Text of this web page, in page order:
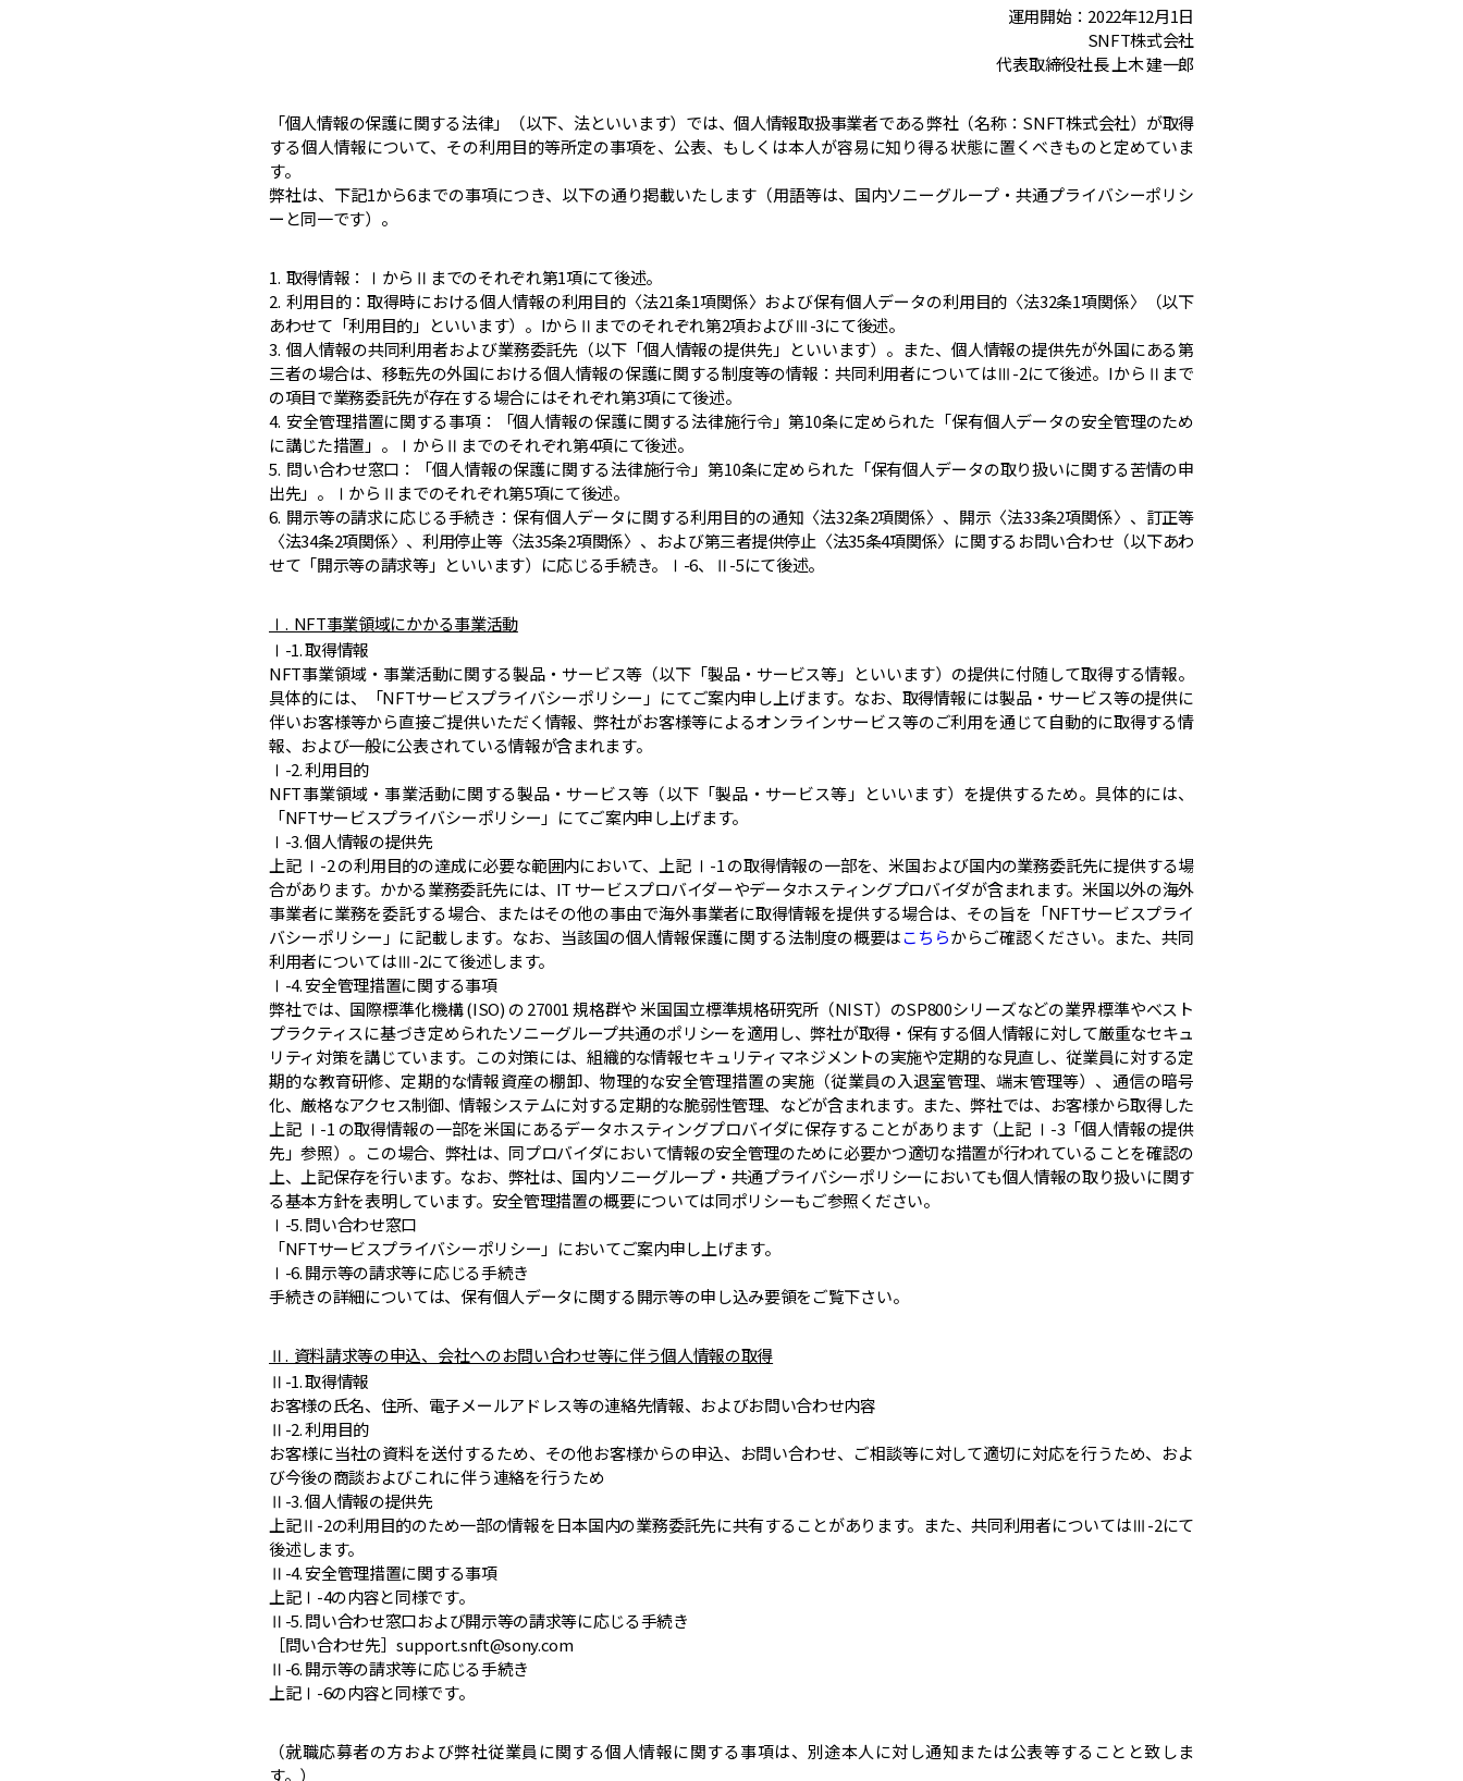
運用開始：2022年12月1日
SNFT株式会社
代表取締役社長 上木 建一郎
「個人情報の保護に関する法律」（以下、法といいます）では、個人情報取扱事業者である弊社（名称：SNFT株式会社）が取得
する個人情報について、その利用目的等所定の事項を、公表、もしくは本人が容易に知り得る状態に置くべきものと定めていま
す。
弊社は、下記1から6までの事項につき、以下の通り掲載いたします（用語等は、国内ソニーグループ・共通プライバシーポリシ
ーと同一です）。
1. 取得情報：ⅠからⅡまでのそれぞれ第1項にて後述。
2. 利用目的：取得時における個人情報の利用目的〈法21条1項関係〉および保有個人データの利用目的〈法32条1項関係〉（以下
あわせて「利用目的」といいます）。IからⅡまでのそれぞれ第2項およびⅢ-3にて後述。
3. 個人情報の共同利用者および業務委託先（以下「個人情報の提供先」といいます）。また、個人情報の提供先が外国にある第
三者の場合は、移転先の外国における個人情報の保護に関する制度等の情報：共同利用者についてはⅢ-2にて後述。IからⅡまで
の項目で業務委託先が存在する場合にはそれぞれ第3項にて後述。
4. 安全管理措置に関する事項：「個人情報の保護に関する法律施行令」第10条に定められた「保有個人データの安全管理のため
に講じた措置」。ⅠからⅡまでのそれぞれ第4項にて後述。
5. 問い合わせ窓口：「個人情報の保護に関する法律施行令」第10条に定められた「保有個人データの取り扱いに関する苦情の申
出先」。ⅠからⅡまでのそれぞれ第5項にて後述。
6. 開示等の請求に応じる手続き：保有個人データに関する利用目的の通知〈法32条2項関係〉、開示〈法33条2項関係〉、訂正等
〈法34条2項関係〉、利用停止等〈法35条2項関係〉、および第三者提供停止〈法35条4項関係〉に関するお問い合わせ（以下あわ
せて「開示等の請求等」といいます）に応じる手続き。Ⅰ-6、Ⅱ-5にて後述。
Ⅰ. NFT事業領域にかかる事業活動
Ⅰ-1. 取得情報
NFT事業領域・事業活動に関する製品・サービス等（以下「製品・サービス等」といいます）の提供に付随して取得する情報。
具体的には、「NFTサービスプライバシーポリシー」にてご案内申し上げます。なお、取得情報には製品・サービス等の提供に
伴いお客様等から直接ご提供いただく情報、弊社がお客様等によるオンラインサービス等のご利用を通じて自動的に取得する情
報、および一般に公表されている情報が含まれます。
Ⅰ-2. 利用目的
NFT事業領域・事業活動に関する製品・サービス等（以下「製品・サービス等」といいます）を提供するため。具体的には、
「NFTサービスプライバシーポリシー」にてご案内申し上げます。
Ⅰ-3. 個人情報の提供先
上記 Ⅰ-2 の利用目的の達成に必要な範囲内において、上記 Ⅰ-1 の取得情報の一部を、米国および国内の業務委託先に提供する場
合があります。かかる業務委託先には、IT サービスプロバイダーやデータホスティングプロバイダが含まれます。米国以外の海外
事業者に業務を委託する場合、またはその他の事由で海外事業者に取得情報を提供する場合は、その旨を「NFTサービスプライ
バシーポリシー」に記載します。なお、当該国の個人情報保護に関する法制度の概要はこちらからご確認ください。また、共同
利用者についてはⅢ-2にて後述します。
Ⅰ-4. 安全管理措置に関する事項
弊社では、国際標準化機構 (ISO) の 27001 規格群や 米国国立標準規格研究所（NIST）のSP800シリーズなどの業界標準やベスト
プラクティスに基づき定められたソニーグループ共通のポリシーを適用し、弊社が取得・保有する個人情報に対して厳重なセキュ
リティ対策を講じています。この対策には、組織的な情報セキュリティマネジメントの実施や定期的な見直し、従業員に対する定
期的な教育研修、定期的な情報資産の棚卸、物理的な安全管理措置の実施（従業員の入退室管理、端末管理等）、通信の暗号
化、厳格なアクセス制御、情報システムに対する定期的な脆弱性管理、などが含まれます。また、弊社では、お客様から取得した
上記 Ⅰ-1 の取得情報の一部を米国にあるデータホスティングプロバイダに保存することがあります（上記 Ⅰ-3「個人情報の提供
先」参照）。この場合、弊社は、同プロバイダにおいて情報の安全管理のために必要かつ適切な措置が行われていることを確認の
上、上記保存を行います。なお、弊社は、国内ソニーグループ・共通プライバシーポリシーにおいても個人情報の取り扱いに関す
る基本方針を表明しています。安全管理措置の概要については同ポリシーもご参照ください。
Ⅰ-5. 問い合わせ窓口
「NFTサービスプライバシーポリシー」においてご案内申し上げます。
Ⅰ-6. 開示等の請求等に応じる手続き
手続きの詳細については、保有個人データに関する開示等の申し込み要領をご覧下さい。
Ⅱ. 資料請求等の申込、会社へのお問い合わせ等に伴う個人情報の取得
Ⅱ-1. 取得情報
お客様の氏名、住所、電子メールアドレス等の連絡先情報、およびお問い合わせ内容
Ⅱ-2. 利用目的
お客様に当社の資料を送付するため、その他お客様からの申込、お問い合わせ、ご相談等に対して適切に対応を行うため、およ
び今後の商談およびこれに伴う連絡を行うため
Ⅱ-3. 個人情報の提供先
上記Ⅱ-2の利用目的のため一部の情報を日本国内の業務委託先に共有することがあります。また、共同利用者についてはⅢ-2にて
後述します。
Ⅱ-4. 安全管理措置に関する事項
上記Ⅰ-4の内容と同様です。
Ⅱ-5. 問い合わせ窓口および開示等の請求等に応じる手続き
［問い合わせ先］support.snft@sony.com
Ⅱ-6. 開示等の請求等に応じる手続き
上記Ⅰ-6の内容と同様です。
（就職応募者の方および弊社従業員に関する個人情報に関する事項は、別途本人に対し通知または公表等することと致しま
す。）